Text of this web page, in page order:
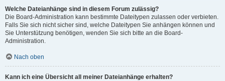
Welche Dateianhänge sind in diesem Forum zulässig?
Die Board-Administration kann bestimmte Dateitypen zulassen oder verbieten.
Falls Sie sich nicht sicher sind, welche Dateitypen Sie anhängen können und
Sie Unterstützung benötigen, wenden Sie sich bitte an die Board-
Administration.
Nach oben
Kann ich eine Übersicht all meiner Dateianhänge erhalten?